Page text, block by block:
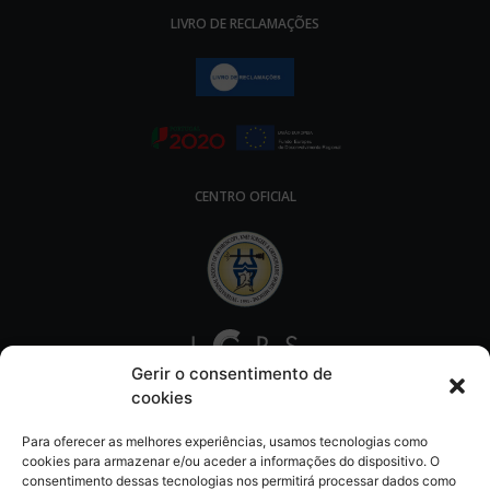
Gerir o consentimento de
cookies
Para oferecer as melhores experiências, usamos tecnologias como
cookies para armazenar e/ou aceder a informações do dispositivo. O
consentimento dessas tecnologias nos permitirá processar dados como
LIVRO DE RECLAMAÇÕES
CENTRO OFICIAL